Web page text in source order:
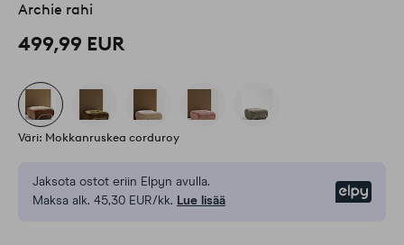
Archie rahi
499,99 EUR
Väri: Mokkanruskea corduroy
Jaksota ostot eriin Elpyn avulla.
Maksa alk. 45,30 EUR/kk. Lue lisää